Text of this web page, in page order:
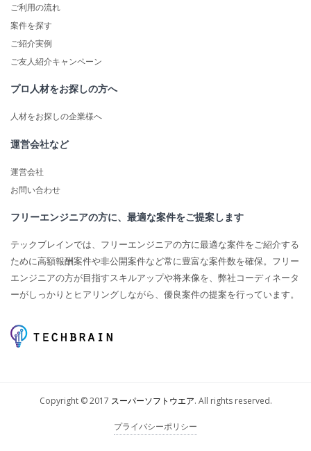
ご利用の流れ
案件を探す
ご紹介実例
ご友人紹介キャンペーン
プロ人材をお探しの方へ
人材をお探しの企業様へ
運営会社など
運営会社
お問い合わせ
フリーエンジニアの方に、最適な案件をご提案します
テックブレインでは、フリーエンジニアの方に最適な案件をご紹介する
ために高額報酬案件や非公開案件など常に豊富な案件数を確保。フリー
エンジニアの方が目指すスキルアップや将来像を、弊社コーディネータ
ーがしっかりとヒアリングしながら、優良案件の提案を行っています。
Copyright © 2017 スーパーソフトウエア. All rights reserved.
プライバシーポリシー